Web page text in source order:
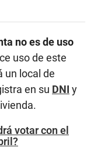
no es de uso
uso de este
un local de
en su DNI y
votar con el